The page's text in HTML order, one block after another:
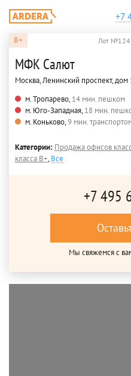
+7
B+ Лот
МФК Салют
Москва, Ленинский проспект, дом
м. Тропарево,14 мин. пешком
м. Юго-Западная,18 мин.
м. Коньково,9 мин.
Категории: Продажа офисов
класса B+,Все
+7 495
Мы свяжемся с